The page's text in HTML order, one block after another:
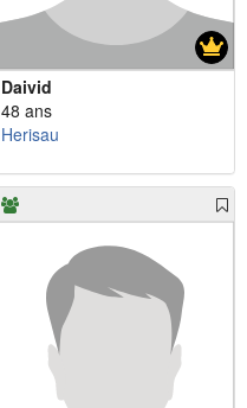
Daivid
48 ans
Herisau